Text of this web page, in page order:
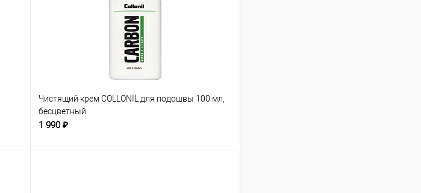
Чистящий крем COLLONIL для подошвы 100 мл,
бесцветный
1 990 ₽